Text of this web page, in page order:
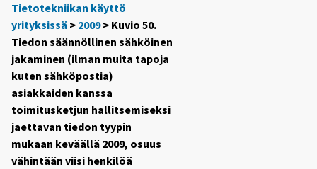
Tietotekniikan käyttö
yrityksissä > 2009> Kuvio 50.
Tiedon säännöllinen sähköinen
jakaminen (ilman muita tapoja
kuten sähköpostia)
asiakkaiden kanssa
toimitusketjun hallitsemiseksi
jaettavan tiedon tyypin
mukaan keväällä 2009, osuus
vähintään viisi henkilöä